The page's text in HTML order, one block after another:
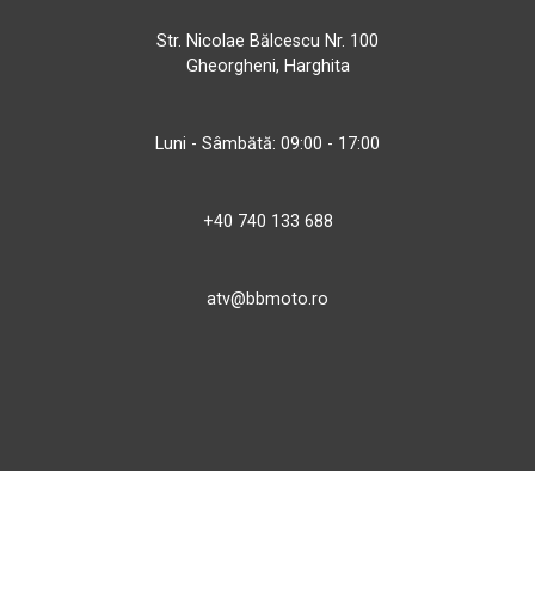
Str. Nicolae Bălcescu Nr. 100
Gheorgheni, Harghita
Luni - Sâmbătă: 09:00 - 17:00
+40 740 133 688
atv@bbmoto.ro